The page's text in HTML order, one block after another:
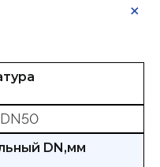
DN,мм